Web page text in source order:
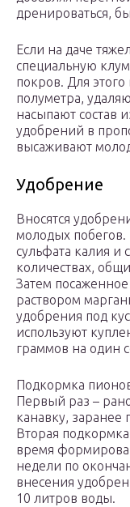
дренироваться,
Если на даче
специальную
покров. Для
полуметра,
насыпают состав
удобрений в
высаживают
Удобрение
Вносятся
молодых
сульфата калия и
количествах,
Затем
раствором
удобрения под
используют
граммов на один
Подкормка
Первый раз –
канавку, заранее
Вторая
время
недели по
внесения
10 литров воды.